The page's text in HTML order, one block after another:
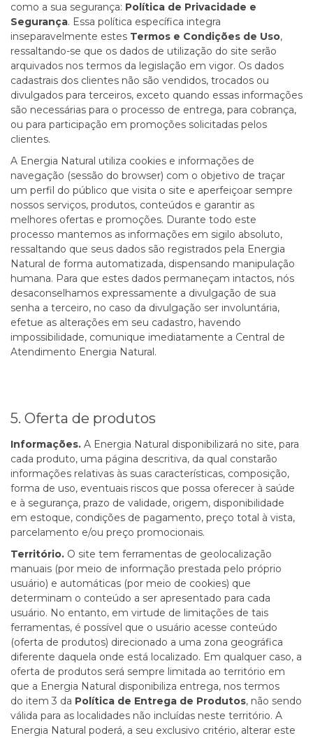
como a sua segurança: Política de Privacidade e
Segurança. Essa política específica integra
inseparavelmente estes Termos e Condições de Uso,
ressaltando-se que os dados de utilização do site serão
arquivados nos termos da legislação em vigor. Os dados
cadastrais dos clientes não são vendidos, trocados ou
divulgados para terceiros, exceto quando essas informações
são necessárias para o processo de entrega, para cobrança,
ou para participação em promoções solicitadas pelos
clientes.
A Energia Natural utiliza cookies e informações de
navegação (sessão do browser) com o objetivo de traçar
um perfil do público que visita o site e aperfeiçoar sempre
nossos serviços, produtos, conteúdos e garantir as
melhores ofertas e promoções. Durante todo este
processo mantemos as informações em sigilo absoluto,
ressaltando que seus dados são registrados pela Energia
Natural de forma automatizada, dispensando manipulação
humana. Para que estes dados permaneçam intactos, nós
desaconselhamos expressamente a divulgação de sua
senha a terceiro, no caso da divulgação ser involuntária,
efetue as alterações em seu cadastro, havendo
impossibilidade, comunique imediatamente a Central de
Atendimento Energia Natural.
5. Oferta de produtos
Informações. A Energia Natural disponibilizará no site, para
cada produto, uma página descritiva, da qual constarão
informações relativas às suas características, composição,
forma de uso, eventuais riscos que possa oferecer à saúde
e à segurança, prazo de validade, origem, disponibilidade
em estoque, condições de pagamento, preço total à vista,
parcelamento e/ou preço promocionais.
Território. O site tem ferramentas de geolocalização
manuais (por meio de informação prestada pelo próprio
usuário) e automáticas (por meio de cookies) que
determinam o conteúdo a ser apresentado para cada
usuário. No entanto, em virtude de limitações de tais
ferramentas, é possível que o usuário acesse conteúdo
(oferta de produtos) direcionado a uma zona geográfica
diferente daquela onde está localizado. Em qualquer caso, a
oferta de produtos será sempre limitada ao território em
que a Energia Natural disponibiliza entrega, nos termos
do item 3 da Política de Entrega de Produtos, não sendo
válida para as localidades não incluídas neste território. A
Energia Natural poderá, a seu exclusivo critério, alterar este